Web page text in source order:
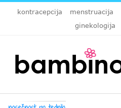
kontracepcija menstruacija
ginekologija